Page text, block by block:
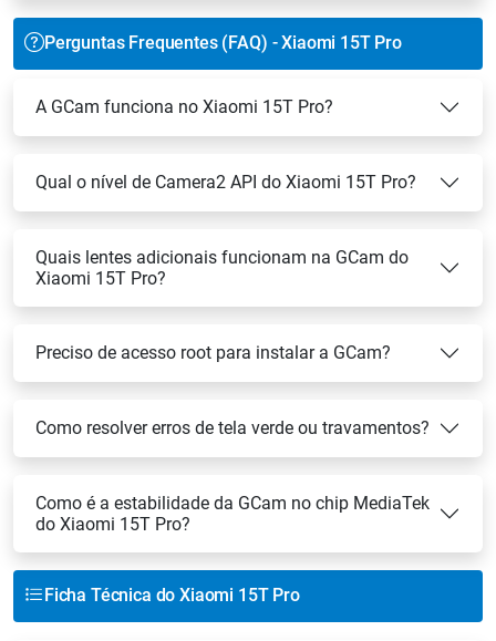
Perguntas Frequentes (FAQ) - Xiaomi 15T Pro
A GCam funciona no Xiaomi 15T Pro?
Qual o nível de Camera2 API do Xiaomi 15T Pro?
Quais lentes adicionais funcionam na GCam do
Xiaomi 15T Pro?
Preciso de acesso root para instalar a GCam?
Como resolver erros de tela verde ou travamentos?
Como é a estabilidade da GCam no chip MediaTek
do Xiaomi 15T Pro?
Ficha Técnica do Xiaomi 15T Pro